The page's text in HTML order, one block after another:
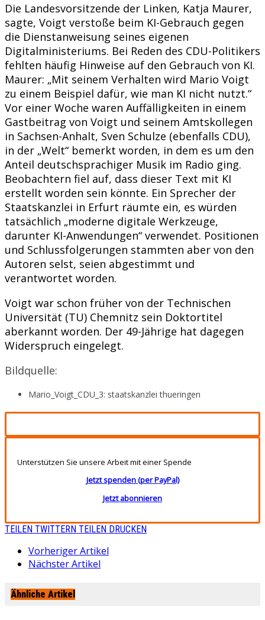
Die Landesvorsitzende der Linken, Katja Maurer,
sagte, Voigt verstoße beim KI-Gebrauch gegen
die Dienstanweisung seines eigenen
Digitalministeriums. Bei Reden des CDU-Politikers
fehlten häufig Hinweise auf den Gebrauch von KI.
Maurer: „Mit seinem Verhalten wird Mario Voigt
zu einem Beispiel dafür, wie man KI nicht nutzt.“
Vor einer Woche waren Auffälligkeiten in einem
Gastbeitrag von Voigt und seinem Amtskollegen
in Sachsen-Anhalt, Sven Schulze (ebenfalls CDU),
in der „Welt“ bemerkt worden, in dem es um den
Anteil deutschsprachiger Musik im Radio ging.
Beobachtern fiel auf, dass dieser Text mit KI
erstellt worden sein könnte. Ein Sprecher der
Staatskanzlei in Erfurt räumte ein, es würden
tatsächlich „moderne digitale Werkzeuge,
darunter KI-Anwendungen“ verwendet. Positionen
und Schlussfolgerungen stammten aber von den
Autoren selst, seien abgestimmt und
verantwortet worden.
Voigt war schon früher von der Technischen
Universität (TU) Chemnitz sein Doktortitel
aberkannt worden. Der 49-Jährige hat dagegen
Widerspruch eingelegt.
Bildquelle:
Mario_Voigt_CDU_3: staatskanzlei thueringen
Unterstützen Sie unsere Arbeit mit einer Spende
Jetzt spenden (per PayPal)
Jetzt abonnieren
TEILEN TWITTERN TEILEN DRUCKEN
Vorheriger Artikel
Nächster Artikel
Ähnliche Artikel